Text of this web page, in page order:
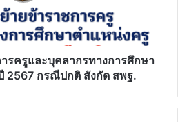
รครูและบุคลากรทางการศึกษา
2567 กรณีปกติ สังกัด สพฐ.